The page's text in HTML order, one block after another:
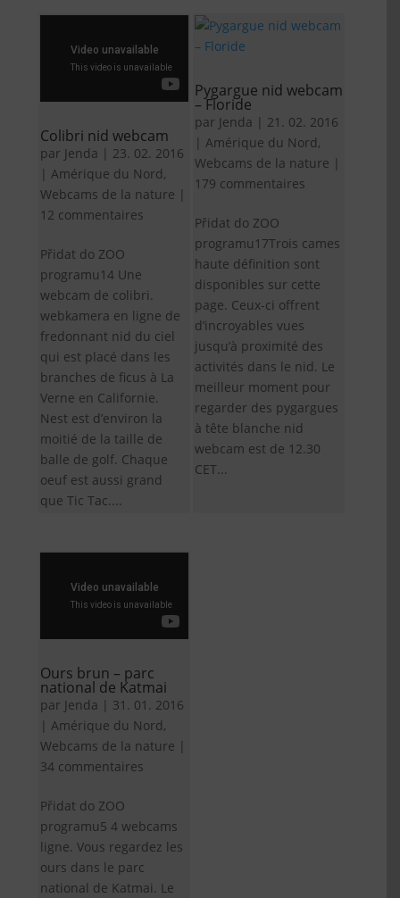
Colibri nid webcam
par Jenda | 23. 02. 2016
|Amérique du Nord,
Webcams de la nature |
12 commentaires
Přidat do ZOO
programu14 Une
webcam de colibri.
webkamera en ligne de
fredonnant nid du ciel
qui est placé dans les
branches de ficus à La
Verne en Californie.
Nest est d’environ la
moitié de la taille de
balle de golf. Chaque
oeuf est aussi grand
que Tic Tac....
Pygargue nid webcam
– Floride
par Jenda | 21. 02. 2016
|Amérique du Nord,
Webcams de la nature |
179 commentaires
Přidat do ZOO
programu17Trois cames
haute définition sont
disponibles sur cette
page. Ceux-ci offrent
d’incroyables vues
jusqu’à proximité des
activités dans le nid. Le
meilleur moment pour
regarder des pygargues
à tête blanche nid
webcam est de 12.30
CET...
Ours brun – parc
national de Katmai
par Jenda | 31. 01. 2016
|Amérique du Nord,
Webcams de la nature |
34 commentaires
Přidat do ZOO
programu5 4 webcams
ligne. Vous regardez les
ours dans le parc
national de Katmai. Le